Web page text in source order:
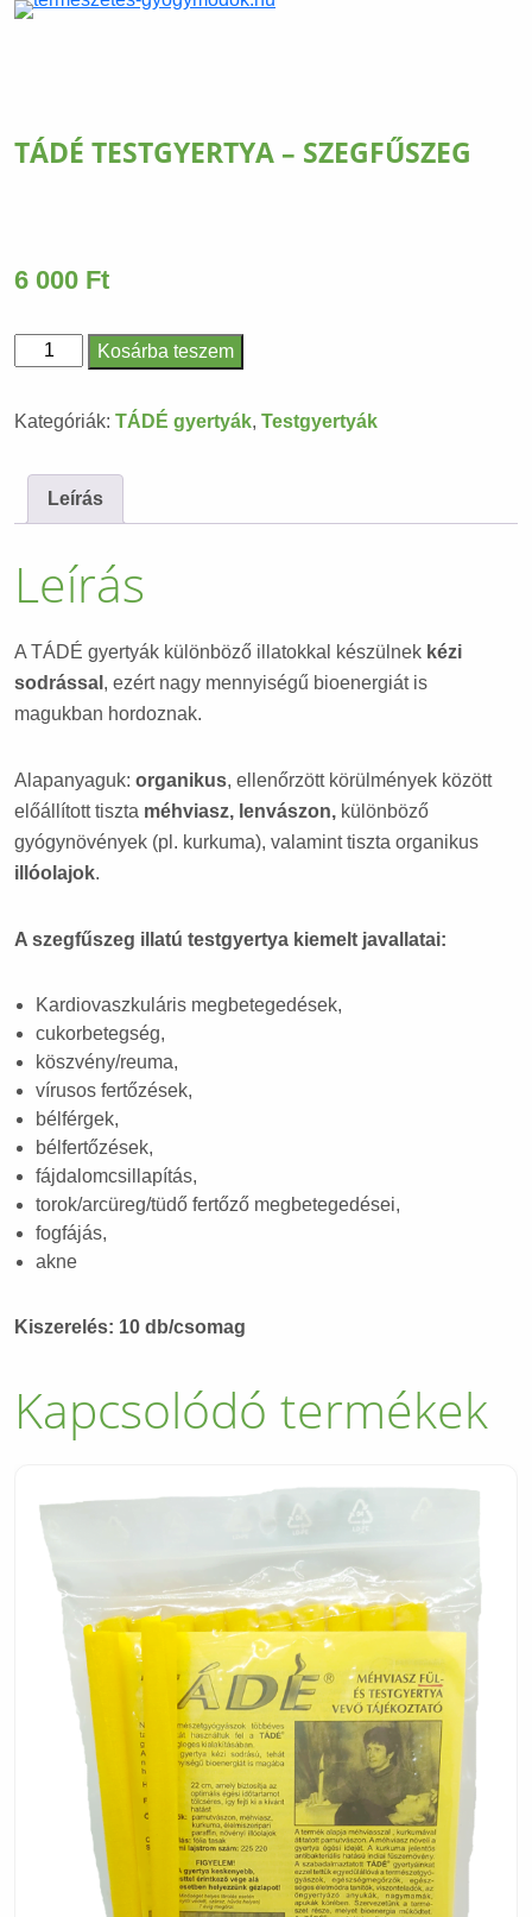
TÁDÉ TESTGYERTYA – SZEGFŰSZEG
6 000 Ft
TÁDÉ
-
mennyiség
Kosárba teszem
Kategóriák: TÁDÉ gyertyák, Testgyertyák
Leírás
Leírás
A TÁDÉ gyertyák különböző illatokkal készülnek kézi
sodrással , ezért nagy mennyiségű bioenergiát is
magukban hordoznak.
Alapanyaguk: organikus, ellenőrzött körülmények között
előállított tiszta méhviasz, lenvászon, különböző
gyógynövények (pl. kurkuma), valamint tiszta organikus
illóolajok.
A szegfűszeg illatú testgyertya kiemelt javallatai:
Kardiovaszkuláris megbetegedések,
cukorbetegség,
köszvény/reuma,
vírusos fertőzések,
bélférgek,
bélfertőzések,
fájdalomcsillapítás,
torok/arcüreg/tüdő fertőző megbetegedései,
fogfájás,
akne
Kiszerelés: 10 db/csomag
Kapcsolódó termékek